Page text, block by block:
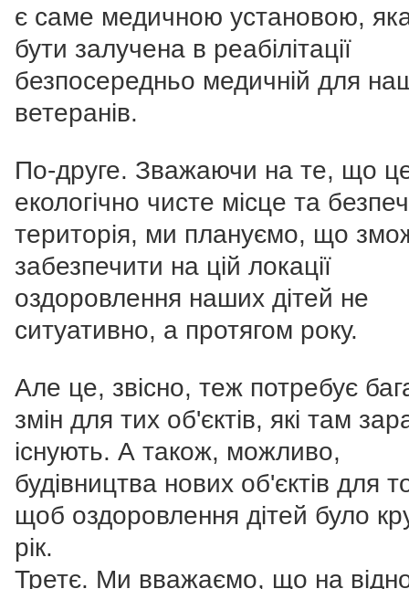
є саме медичною установою,
бути залучена в реабілітації
безпосередньо медичній для
ветеранів.
По-друге. Зважаючи на те, що
екологічно чисте місце та
територія, ми плануємо, що
забезпечити на цій локації
оздоровлення наших дітей не
ситуативно, а протягом року.
Але це, звісно, теж потребує
змін для тих об'єктів, які там
існують. А також, можливо,
будівництва нових об'єктів для
щоб оздоровлення дітей було
рік.
Третє. Ми вважаємо, що на